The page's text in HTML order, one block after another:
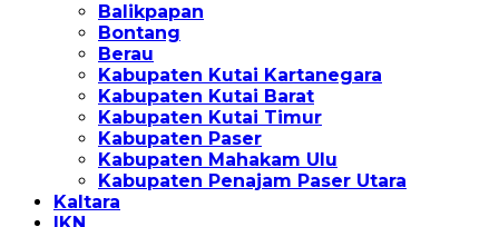
Balikpapan
Bontang
Berau
Kabupaten Kutai Kartanegara
Kabupaten Kutai Barat
Kabupaten Kutai Timur
Kabupaten Paser
Kabupaten Mahakam Ulu
Kabupaten Penajam Paser Utara
Kaltara
IKN